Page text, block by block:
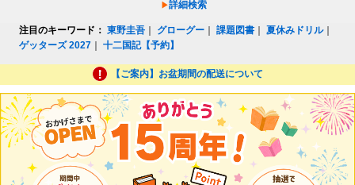
詳細検索
注目のキーワード： 東野圭吾 グローグー ｜課題図書 ｜夏休みドリル｜
ゲッターズ 2027 ｜十二国記【予約】
【ご案内】お盆期間の配送について